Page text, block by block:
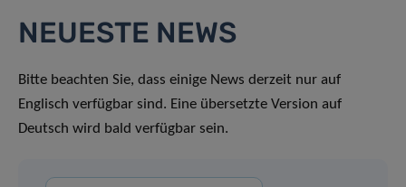
NEUESTE NEWS
Bitte beachten Sie, dass einige News derzeit nur auf
Englisch verfügbar sind. Eine übersetzte Version auf
Deutsch wird bald verfügbar sein.